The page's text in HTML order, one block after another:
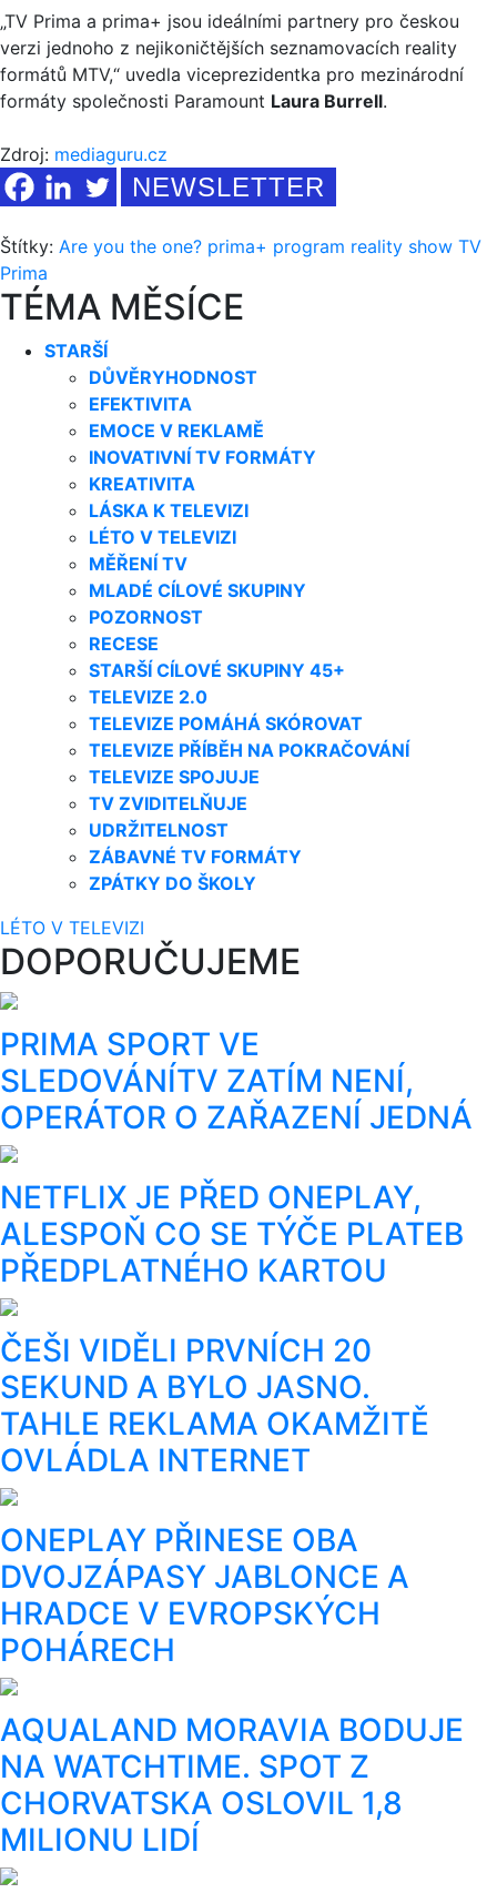
„TV Prima a prima+ jsou ideálními partnery pro českou
verzi jednoho z nejikoničtějších seznamovacích reality
formátů MTV,“ uvedla viceprezidentka pro mezinárodní
formáty společnosti Paramount Laura Burrell.
Zdroj: mediaguru.cz
NEWSLETTER
Štítky: Are you the one? prima+ program reality show TV
Prima
TÉMA MĚSÍCE
STARŠÍ
DŮVĚRYHODNOST
EFEKTIVITA
EMOCE V REKLAMĚ
INOVATIVNÍ TV FORMÁTY
KREATIVITA
LÁSKA K TELEVIZI
LÉTO V TELEVIZI
MĚŘENÍ TV
MLADÉ CÍLOVÉ SKUPINY
POZORNOST
RECESE
STARŠÍ CÍLOVÉ SKUPINY 45+
TELEVIZE 2.0
TELEVIZE POMÁHÁ SKÓROVAT
TELEVIZE PŘÍBĚH NA POKRAČOVÁNÍ
TELEVIZE SPOJUJE
TV ZVIDITELŇUJE
UDRŽITELNOST
ZÁBAVNÉ TV FORMÁTY
ZPÁTKY DO ŠKOLY
LÉTO V TELEVIZI
DOPORUČUJEME
PRIMA SPORT VE
SLEDOVÁNÍTV ZATÍM NENÍ,
OPERÁTOR O ZAŘAZENÍ JEDNÁ
NETFLIX JE PŘED ONEPLAY,
ALESPOŇ CO SE TÝČE PLATEB
PŘEDPLATNÉHO KARTOU
ČEŠI VIDĚLI PRVNÍCH 20
SEKUND A BYLO JASNO.
TAHLE REKLAMA OKAMŽITĚ
OVLÁDLA INTERNET
ONEPLAY PŘINESE OBA
DVOJZÁPASY JABLONCE A
HRADCE V EVROPSKÝCH
POHÁRECH
AQUALAND MORAVIA BODUJE
NA WATCHTIME. SPOT Z
CHORVATSKA OSLOVIL 1,8
MILIONU LIDÍ